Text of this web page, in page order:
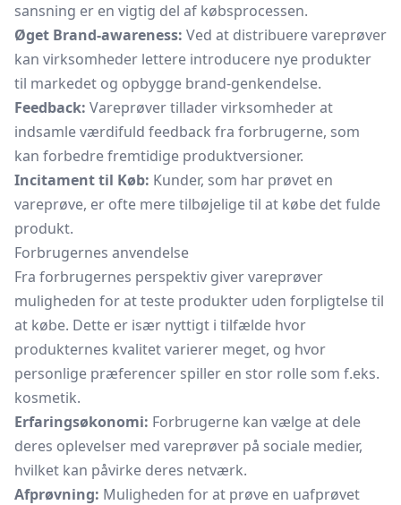
sansning er en vigtig del af købsprocessen.
Øget Brand-awareness: Ved at distribuere vareprøver
kan virksomheder lettere introducere nye produkter
til markedet og opbygge brand-genkendelse.
Feedback: Vareprøver tillader virksomheder at
indsamle værdifuld feedback fra forbrugerne, som
kan forbedre fremtidige produktversioner.
Incitament til Køb: Kunder, som har prøvet en
vareprøve, er ofte mere tilbøjelige til at købe det fulde
produkt.
Forbrugernes anvendelse
Fra forbrugernes perspektiv giver vareprøver
muligheden for at teste produkter uden forpligtelse til
at købe. Dette er især nyttigt i tilfælde hvor
produkternes kvalitet varierer meget, og hvor
personlige præferencer spiller en stor rolle som f.eks.
kosmetik.
Erfaringsøkonomi: Forbrugerne kan vælge at dele
deres oplevelser med vareprøver på sociale medier,
hvilket kan påvirke deres netværk.
Afprøvning: Muligheden for at prøve en uafprøvet